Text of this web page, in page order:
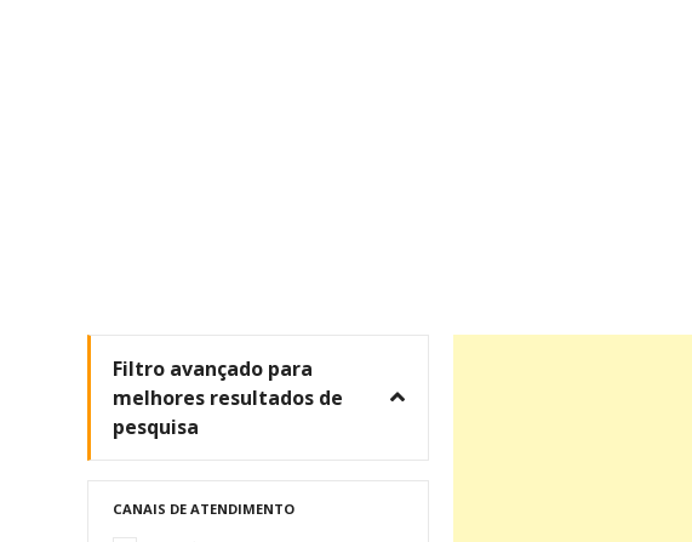
Filtro avançado para
melhores resultados de
pesquisa
CANAIS DE ATENDIMENTO